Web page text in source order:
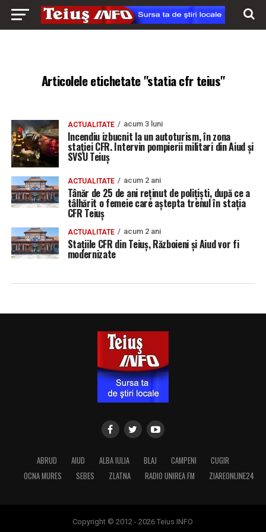
Articolele etichetate "statia cfr teius"
ACTUALITATE acum 3 luni
Incendiu izbucnit la un autoturism, în zona
stației CFR. Intervin pompierii militari din Aiud și
SVSU Teiuș
ACTUALITATE acum 2 ani
Tânăr de 25 de ani reținut de polițiști, după ce a
tâlhărit o femeie care aștepta trenul în stația
CFR Teiuș
ACTUALITATE acum 2 ani
Stațiile CFR din Teiuș, Războieni și Aiud vor fi
modernizate
ABRUD AIUD ALBA IULIA BLAJ CAMPENI
CUGIR
OCNA MURES
SEBES ZLATNA RADIO UNIREA FM ZIAREONLINE24
Copyright © 2012 - 2026 Teius INFO